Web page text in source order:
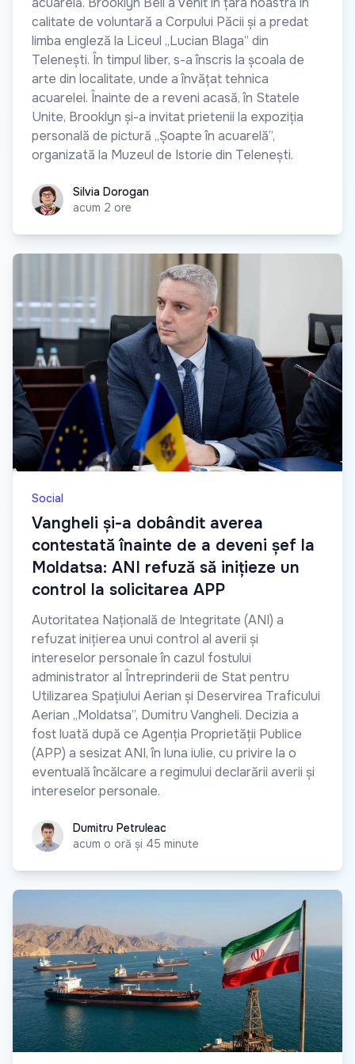
calitate de voluntară a Corpului Păcii și a predat
limba engleză la Liceul „Lucian Blaga” din
Telenești. În timpul liber, s-a înscris la școala de
arte din localitate, unde a învățat tehnica
acuarelei. Înainte de a reveni acasă, în Statele
Unite, Brooklyn și-a invitat prietenii la expoziția
personală de pictură „Șoapte în acuarelă”,
organizată la Muzeul de Istorie din Telenești.
Silvia Dorogan
Silvia Dorogan
acum 2 ore
Social
Vangheli și-a dobândit averea
contestată înainte de a deveni șef la
Moldatsa: ANI refuză să inițieze un
control la solicitarea APP
Autoritatea Națională de Integritate (ANI) a
refuzat inițierea unui control al averii și
intereselor personale în cazul fostului
administrator al Întreprinderii de Stat pentru
Utilizarea Spațiului Aerian și Deservirea Traficului
Aerian „Moldatsa”, Dumitru Vangheli. Decizia a
fost luată după ce Agenția Proprietății Publice
(APP) a sesizat ANI, în luna iulie, cu privire la o
eventuală încălcare a regimului declarării averii și
intereselor personale.
Dumitru Petruleac
Dumitru Petruleac
acum o oră și 45 minute